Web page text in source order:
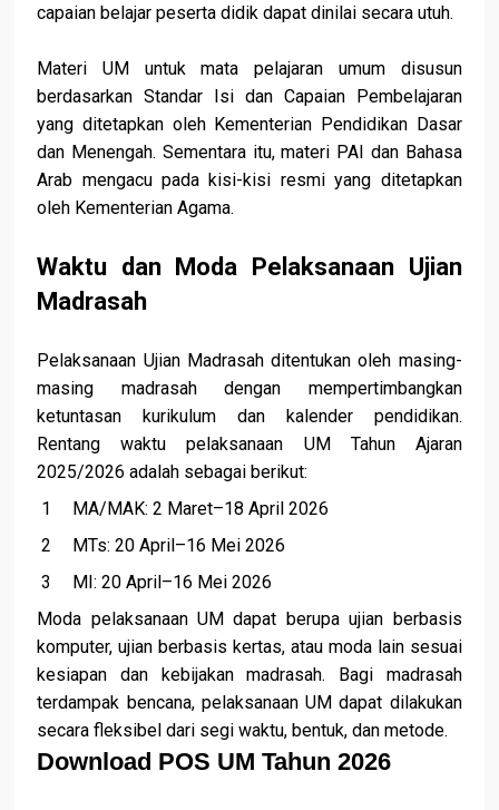
capaian belajar peserta didik dapat dinilai secara utuh.
Materi UM untuk mata pelajaran umum disusun
berdasarkan Standar Isi dan Capaian Pembelajaran
yang ditetapkan oleh Kementerian Pendidikan Dasar
dan Menengah. Sementara itu, materi PAI dan Bahasa
Arab mengacu pada kisi-kisi resmi yang ditetapkan
oleh Kementerian Agama.
Waktu dan Moda Pelaksanaan Ujian
Madrasah
Pelaksanaan Ujian Madrasah ditentukan oleh masing-
masing madrasah dengan mempertimbangkan
ketuntasan kurikulum dan kalender pendidikan.
Rentang waktu pelaksanaan UM Tahun Ajaran
2025/2026 adalah sebagai berikut:
MA/MAK: 2 Maret–18 April 2026
MTs: 20 April–16 Mei 2026
MI: 20 April–16 Mei 2026
Moda pelaksanaan UM dapat berupa ujian berbasis
komputer, ujian berbasis kertas, atau moda lain sesuai
kesiapan dan kebijakan madrasah. Bagi madrasah
terdampak bencana, pelaksanaan UM dapat dilakukan
secara fleksibel dari segi waktu, bentuk, dan metode.
Download POS UM Tahun 2026